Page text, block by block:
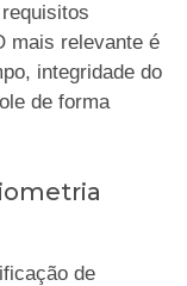
mais relevante é
integridade do
de forma
de